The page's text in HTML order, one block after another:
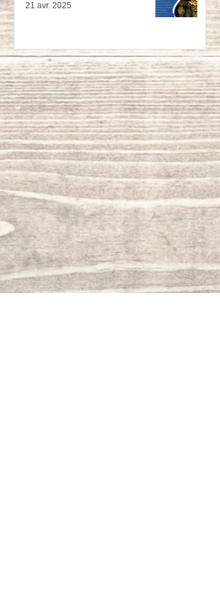
21 avr. 2025